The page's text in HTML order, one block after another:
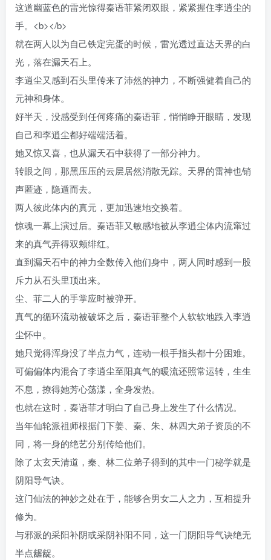
这道幽蓝色的雷光惊得秦语菲紧闭双眼，紧紧握住李逍尘的
手。<b></b>
就在两人以为自己铁定完蛋的时候，雷光透过直达天界的白
光，落在漏天石上。
李逍尘又感到石头里传来了沛然的神力，不断强健着自己的
元神和身体。
好半天，没感受到任何疼痛的秦语菲，悄悄睁开眼睛，发现
自己和李逍尘都好端端活着。
她又惊又喜，也从漏天石中获得了一部分神力。
转眼之间，那黑压压的云层居然消散无踪。天界的雷神也销
声匿迹，隐遁而去。
两人彼此体内的真元，更加迅速地交换着。
惊魂一幕上演过后。秦语菲又敏感地被从李逍尘体内流窜过
来的真气弄得双颊绯红。
直到漏天石中的神力全数传入他们身中，两人同时感到一股
斥力从石头里顶出来。
尘、菲二人的手掌应时被弹开。
真气的循环流动被破坏之后，秦语菲整个人软软地跌入李逍
尘怀中。
她只觉得浑身没了半点力气，连动一根手指头都十分困难。
可偏偏体内混合了李逍尘至阳真气的暖流还照常运转，生生
不息，撩得她芳心荡漾，全身发热。
也就在这时，秦语菲才明白了自己身上发生了什么情况。
当年仙轮派祖师根据门下姜、秦、朱、林四大弟子资质的不
同，将一身的绝艺分别传给他们。
除了太玄天清道，秦、林二位弟子得到的其中一门秘学就是
阴阳导气诀。
这门仙法的神妙之处在于，能够合男女二人之力，互相提升
修为。
与邪派的采阳补阴或采阴补阳不同，这一门阴阳导气诀绝无
半点龌龊。